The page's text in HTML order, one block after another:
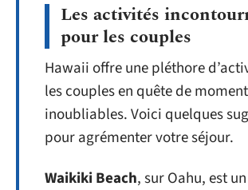
Les activités
pour les couples
Hawaii offre une pléthore
les couples en quête de
inoubliables. Voici quelques
pour agrémenter votre séjour.
Waikiki Beach, sur Oahu, est